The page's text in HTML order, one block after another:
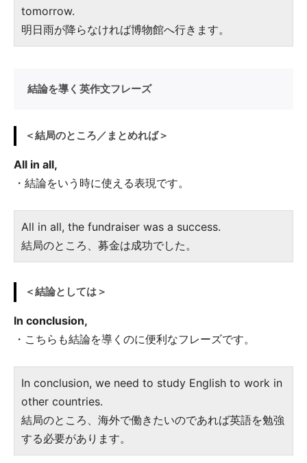
tomorrow.
明日雨が降らなければ博物館へ行きます。
結論を導く英作文フレーズ
＜結局のところ／まとめれば＞
All in all,
・結論をいう時に使える表現です。
All in all, the fundraiser was a success.
結局のところ、募金は成功でした。
＜結論としては＞
In conclusion,
・こちらも結論を導くのに便利なフレーズです。
In conclusion, we need to study English to work in
other countries.
結局のところ、海外で働きたいのであれば英語を勉強
する必要があります。